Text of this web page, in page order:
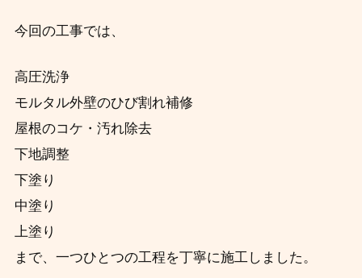
今回の工事では、
高圧洗浄
モルタル外壁のひび割れ補修
屋根のコケ・汚れ除去
下地調整
下塗り
中塗り
上塗り
まで、一つひとつの工程を丁寧に施工しました。